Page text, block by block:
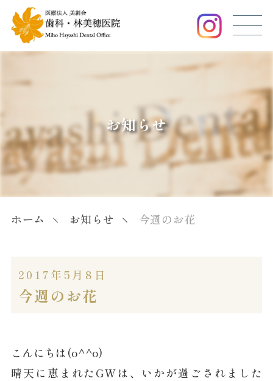
お知らせ
ホーム お知らせ 今週のお花
2017年5月8日
今週のお花
こんにちは(o^^o)
晴天に恵まれたGWは、いかが過ごされました